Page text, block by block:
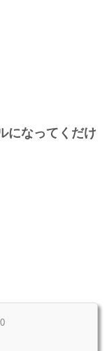
になってくだけ